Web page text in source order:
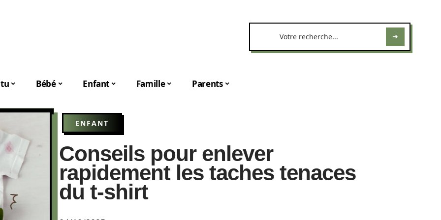
Bébé Enfant Famille Parents
ENFANT
Conseils pour enlever
rapidement les taches tenaces
du t-shirt